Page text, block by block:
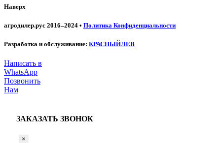
Наверх
агродилер.рус 2016–2024 • Политика Конфиденциальности
Разработка и обслуживание: КРАСНЫЙЛЕВ
Написать в
WhatsApp
Позвонить
Нам
ЗАКАЗАТЬ ЗВОНОК
×